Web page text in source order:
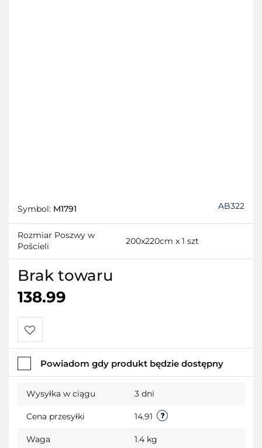
Symbol: M1791 AB322
Rozmiar Poszwy w
Pościeli
200x220cm x 1 szt
Brak towaru
138.99
Do
przechowalni
Powiadom gdy produkt będzie dostępny
Wysyłka w ciągu 3 dni
Cena przesyłki 14.91
Waga 1.4 kg